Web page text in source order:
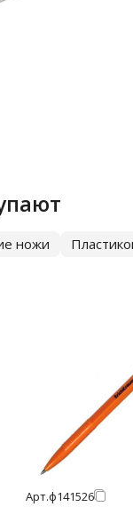
ножи
Арт.ф141526